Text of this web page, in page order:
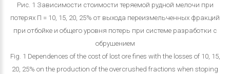
Рис. 1 Зависимости стоимости теряемой рудной мелочи при
потерях П = 10, 15, 20, 25% от выхода переизмельченных фракций
при отбойке и общего уровня потерь при системе разработки с
обрушением
Fig. 1 Dependences of the cost of lost ore fines with the losses of 10, 15,
20, 25% on the production of the overcrushed fractions when stoping